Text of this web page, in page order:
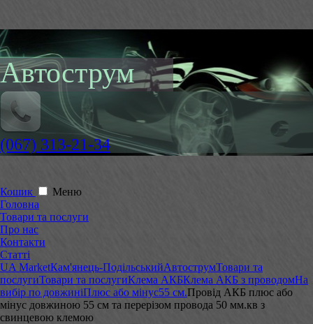
Автострум
(067) 313-21-34
Кошик
Меню
Головна
Товари та послуги
Про нас
Контакти
Статті
UA MarketКам'янець-ПодільськийАвтострумТовари та
послугиТовари та послугиКлема АКБКлема АКБ з проводомНа
вибір по довжиніПлюс або мінус55 см.Провід АКБ плюс або
мінус довжиною 55 см та перерізом провода 50 мм.кв з
свинцевою клемою